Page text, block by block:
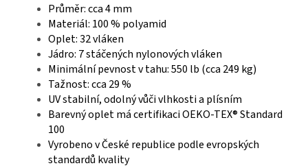
Průměr: cca 4 mm
Materiál: 100 % polyamid
Oplet: 32 vláken
Jádro: 7 stáčených nylonových vláken
Minimální pevnost v tahu: 550 lb (cca 249 kg)
Tažnost: cca 29 %
UV stabilní, odolný vůči vlhkosti a plísním
Barevný oplet má certifikaci OEKO-TEX® Standard
100
Vyrobeno v České republice podle evropských
standardů kvality